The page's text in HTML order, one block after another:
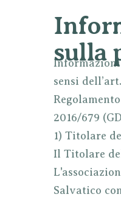
sulla
sensi
2016/679
1) Titolare
Il Titolare
Salvatico